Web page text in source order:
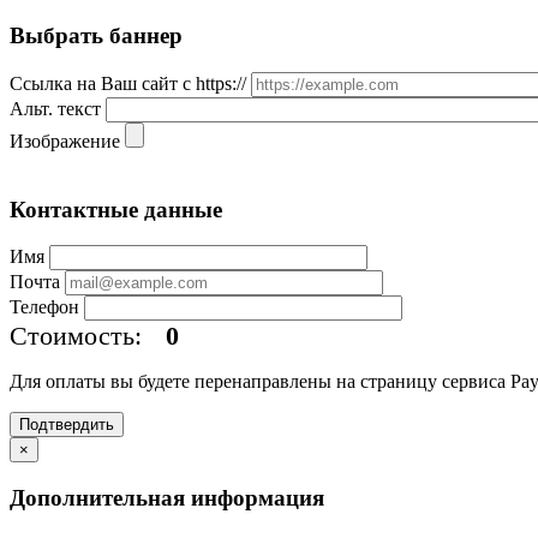
Выбрать баннер
Ссылка на Ваш сайт с https://
Альт. текст
Изображение
Контактные данные
Имя
Почта
Телефон
Стоимость: 0
Для оплаты вы будете перенаправлены на страницу сервиса
Подтвердить
×
Дополнительная информация